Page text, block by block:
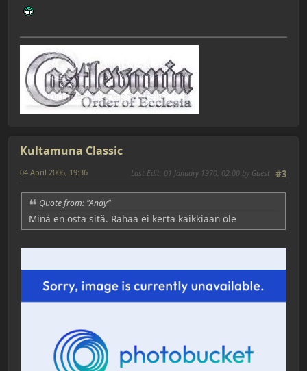
Kultamuna Classic
#3
04 April 2006, 19:36 Last Edit: 01 January 1970, 02:00 by Guest
Quote from: "Andy"
Minä en osta sitä. Rahaa ei kerta kaikkiaan ole